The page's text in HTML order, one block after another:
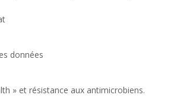
données
» et résistance aux antimicrobiens.